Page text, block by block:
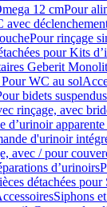
12 cmPour
avec
Pour rinçage
pour Kits
Geberit
Pour WC au sol
bidets
rinçage, avec
d’urinoir
d'urinoir
avec / pour
d’urinoirs
détachées
Siphons